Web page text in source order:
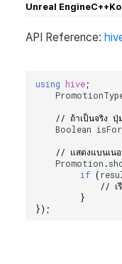
Unreal EngineC++
API Reference:
using hive;
// ถ้าเป็นจริง ปุ่
Boolean
// แสดงแบนเ
Promotion .
if (
// เ
}
});